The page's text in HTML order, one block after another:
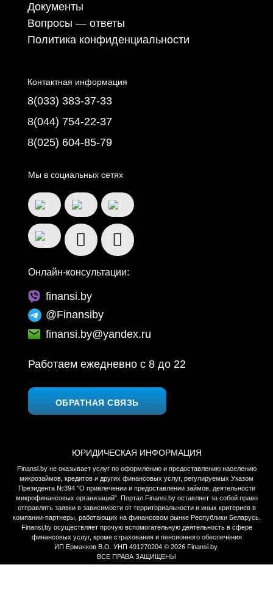
Документы
Вопросы — ответы
Политика конфиденциальности
Контактная информация
8(033) 383-37-33
8(044) 754-22-37
8(025) 604-85-79
Мы в социальных сетях
Онлайн-консультации:
finansi.by
@Finansiby
finansi.by@yandex.ru
Работаем ежедневно c 8 до 22
ОБРАТНАЯ СВЯЗЬ
ЮРИДИЧЕСКАЯ ИНФОРМАЦИЯ
Finansi.by не оказывает услуг по оформлению и предоставлению населению
микрозаймов, кредитов и других финансовых услуг, регулируемых Указом
Президента №394 "О привлечении и предоставлении займов, деятельности
микрофинансовых организаций". Портал Finansi.by оставляет за собой право
отправлять заявки в зависимости от территориальности и иных критериев в
компании-партнеры, работающих на финансовом рынке Республики Беларусь.
Finansi.by осуществляет прочую вспомогательную деятельность в сфере
финансовых услуг, кроме страхования и пенсионного обеспечения
ИП Ермачков В.О. УНП 491270204 © 2026 Finansi.by.
ВСЕ ПРАВА ЗАЩИЩЕНЫ